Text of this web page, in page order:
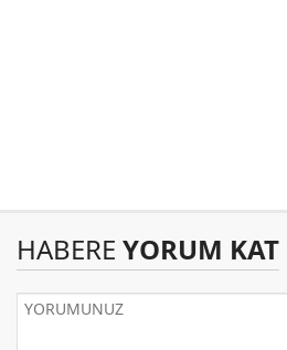
HABERE YORUM KAT